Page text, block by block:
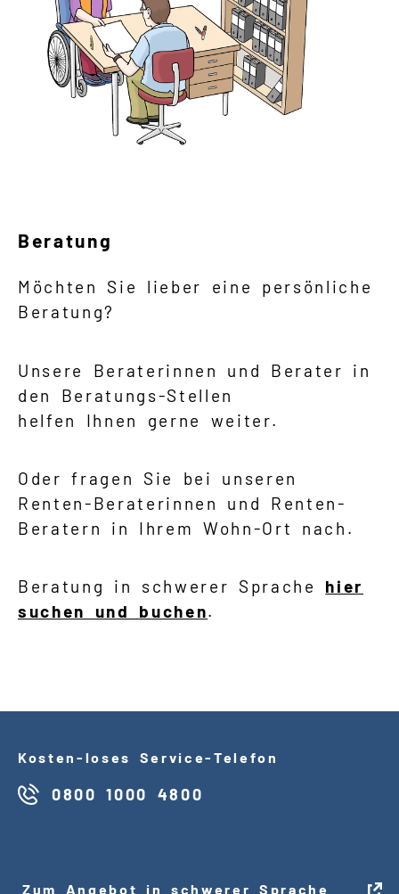
Beratung
Möchten Sie lieber eine persönliche
Beratung?
Unsere Beraterinnen und Berater in
den Beratungs-Stellen
helfen Ihnen gerne weiter.
Oder fragen Sie bei unseren
Renten-Beraterinnen und Renten-
Beratern in Ihrem Wohn-Ort nach.
Beratung in schwerer Sprache hier
suchen und buchen.
Kosten - loses Service-Telefon
0800 1000 4800
Zum Angebot in schwerer Sprache